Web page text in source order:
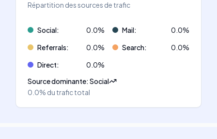
Répartition des sources de trafic
Social: 0.0% Mail: 0.0%
Referrals: 0.0% Search: 0.0%
Direct: 0.0%
Source dominante:Social
0.0% du trafic total